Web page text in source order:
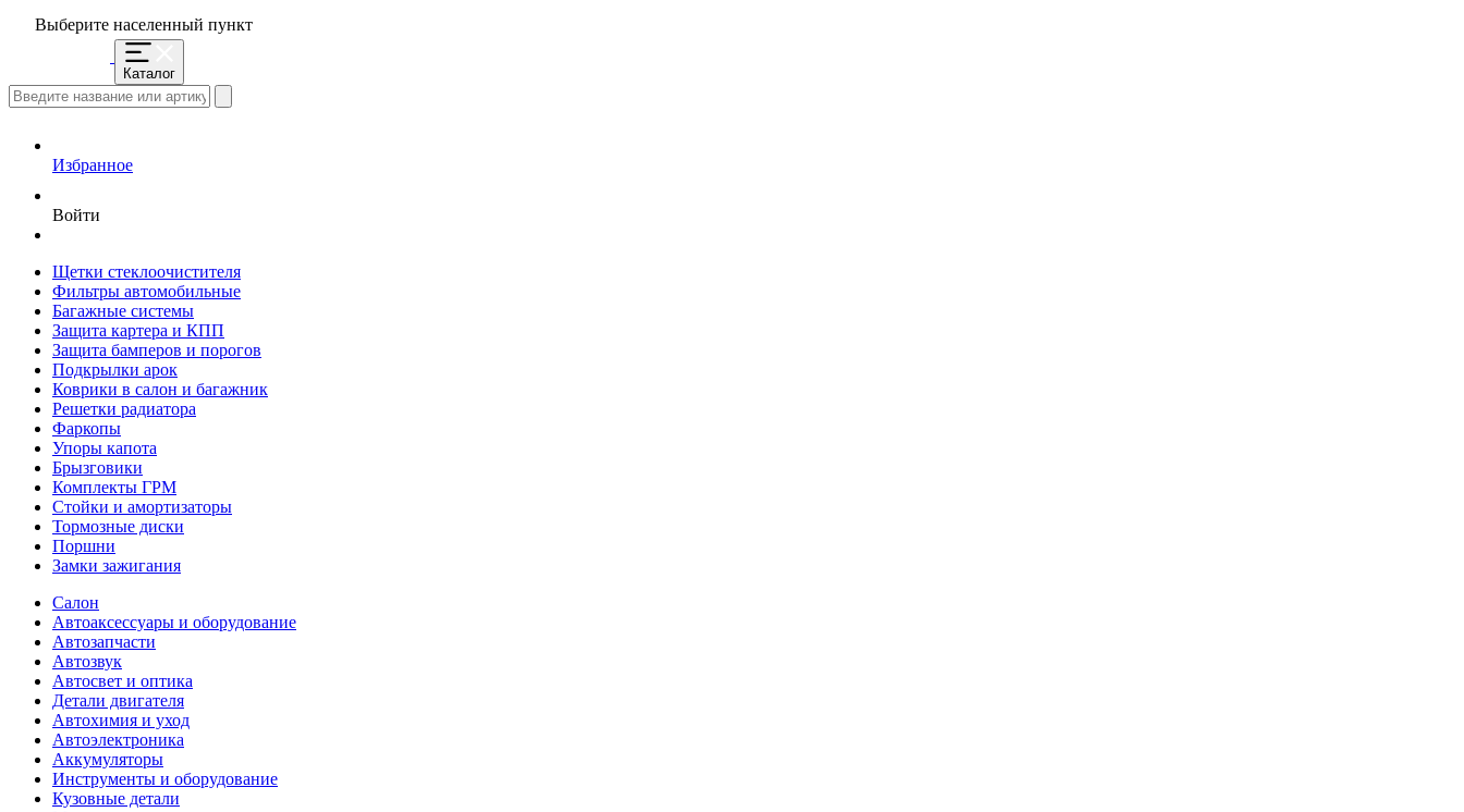
Выберите населенный пункт
Каталог
Избранное
Войти
Щетки стеклоочистителя
Фильтры автомобильные
Багажные системы
Защита картера и КПП
Защита бамперов и порогов
Подкрылки арок
Коврики в салон и багажник
Решетки радиатора
Фаркопы
Упоры капота
Брызговики
Комплекты ГРМ
Стойки и амортизаторы
Тормозные диски
Поршни
Замки зажигания
Салон
Автоаксессуары и оборудование
Автозапчасти
Автозвук
Автосвет и оптика
Детали двигателя
Автохимия и уход
Автоэлектроника
Аккумуляторы
Инструменты и оборудование
Кузовные детали